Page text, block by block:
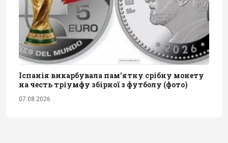
Іспанія викарбувала пам'ятну срібну монету
на честь тріумфу збірної з футболу (фото)
07.08.2026